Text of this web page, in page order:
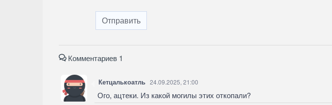
Отправить
Комментариев 1
Кетцалькоатль 24.09.2025, 21:00
Ого, ацтеки. Из какой могилы этих откопали?